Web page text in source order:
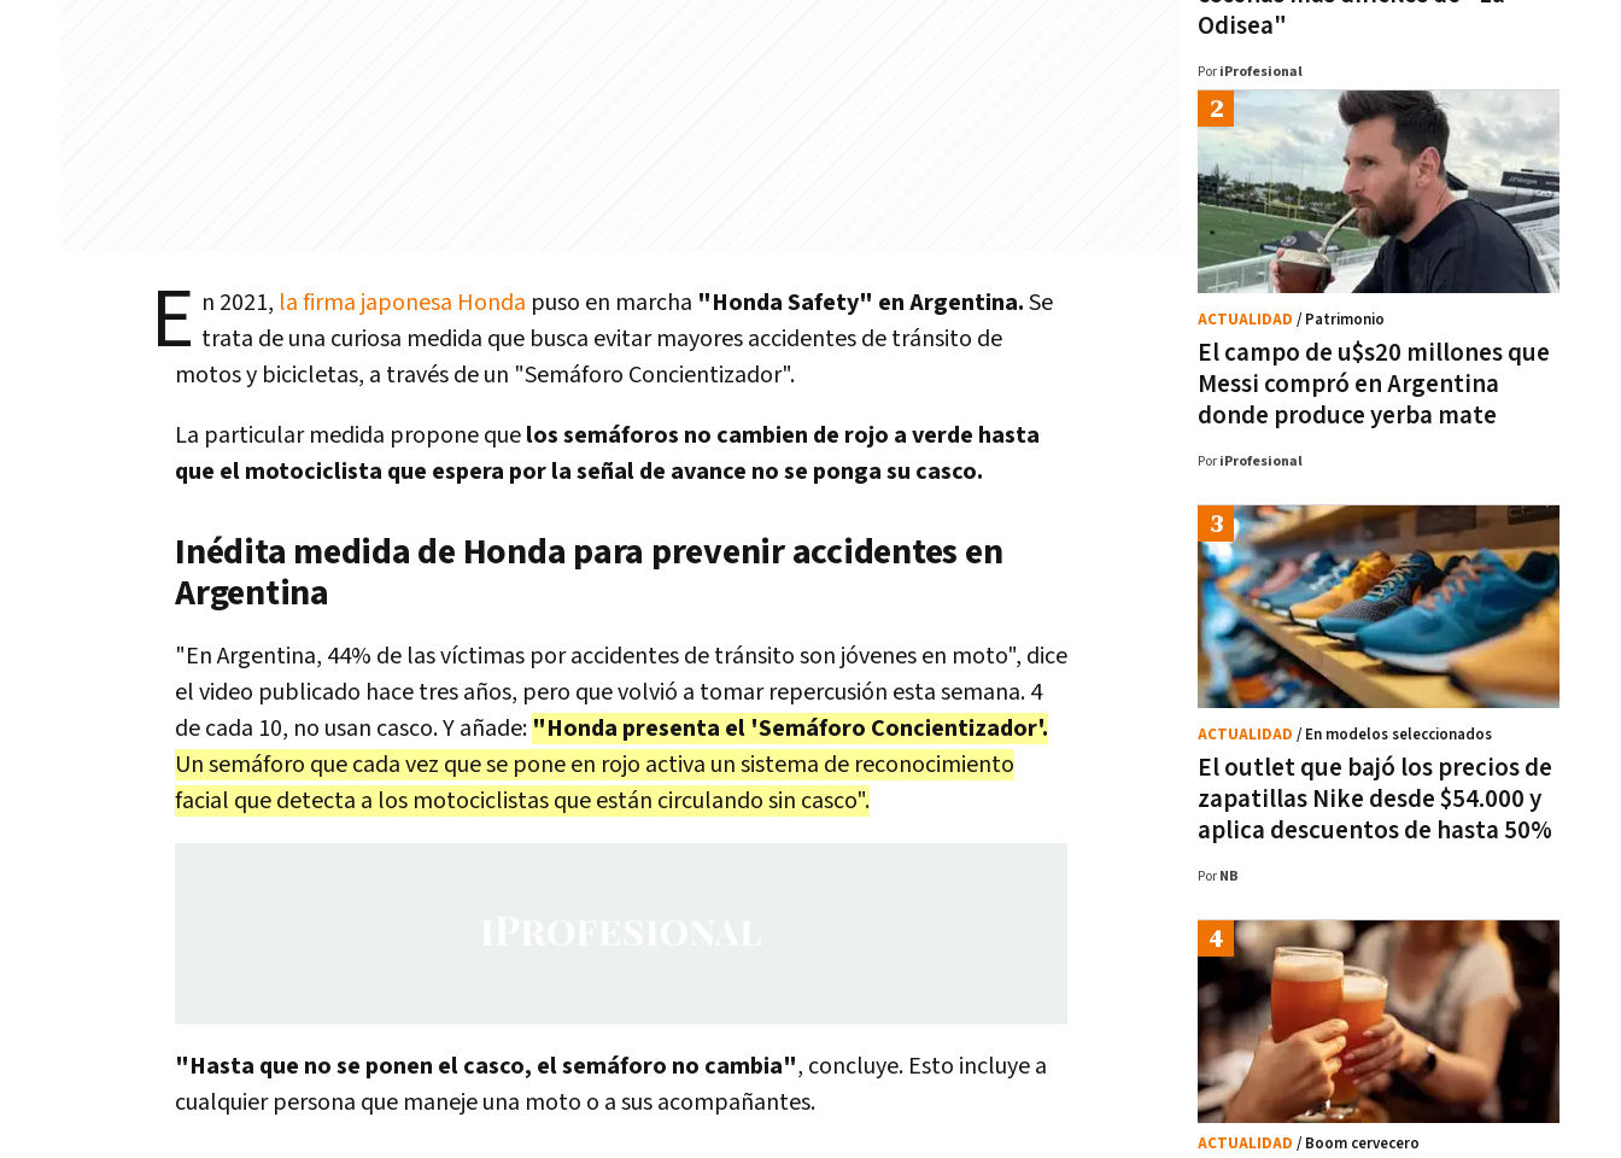
E n 2021, la firma japonesa Honda puso en marcha "Honda Safety" en Argentina.Se
trata de una curiosa medida que busca evitar mayores accidentes de tránsito de
motos y bicicletas, a través de un "Semáforo Concientizador".
La particular medida propone quelos semáforos no cambien de rojo a verde hasta
que el motociclista que espera por la señal de avance no se ponga su casco.
Inédita medida de Honda para prevenir accidentes en
Argentina
"En Argentina, 44% de las víctimas por accidentes de tránsito son jóvenes en moto", dice
el video publicado hace tres años, pero que volvió a tomar repercusión esta semana. 4
de cada 10, no usan casco. Y añade: "Honda presenta el 'Semáforo Concientizador'.
Un semáforo que cada vez que se pone en rojo activa un sistema de reconocimiento
facial que detecta a los motociclistas que están circulando sin casco".
"Hasta que no se ponen el casco, el semáforo no cambia", concluye. Esto incluye a
cualquier persona que maneje una moto o a sus acompañantes.
Odisea"
Por iProfesional
El campo de u$s20 millones que
Messi compró en Argentina
donde produce yerba mate
ACTUALIDAD / Patrimonio
Por iProfesional
El outlet que bajó los precios de
zapatillas Nike desde $54.000 y
aplica descuentos de hasta 50%
ACTUALIDAD / En modelos seleccionados
Por NB
ACTUALIDAD / Boom cervecero